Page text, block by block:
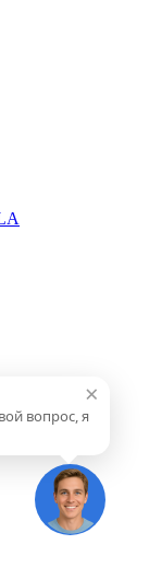
×
вопрос, я